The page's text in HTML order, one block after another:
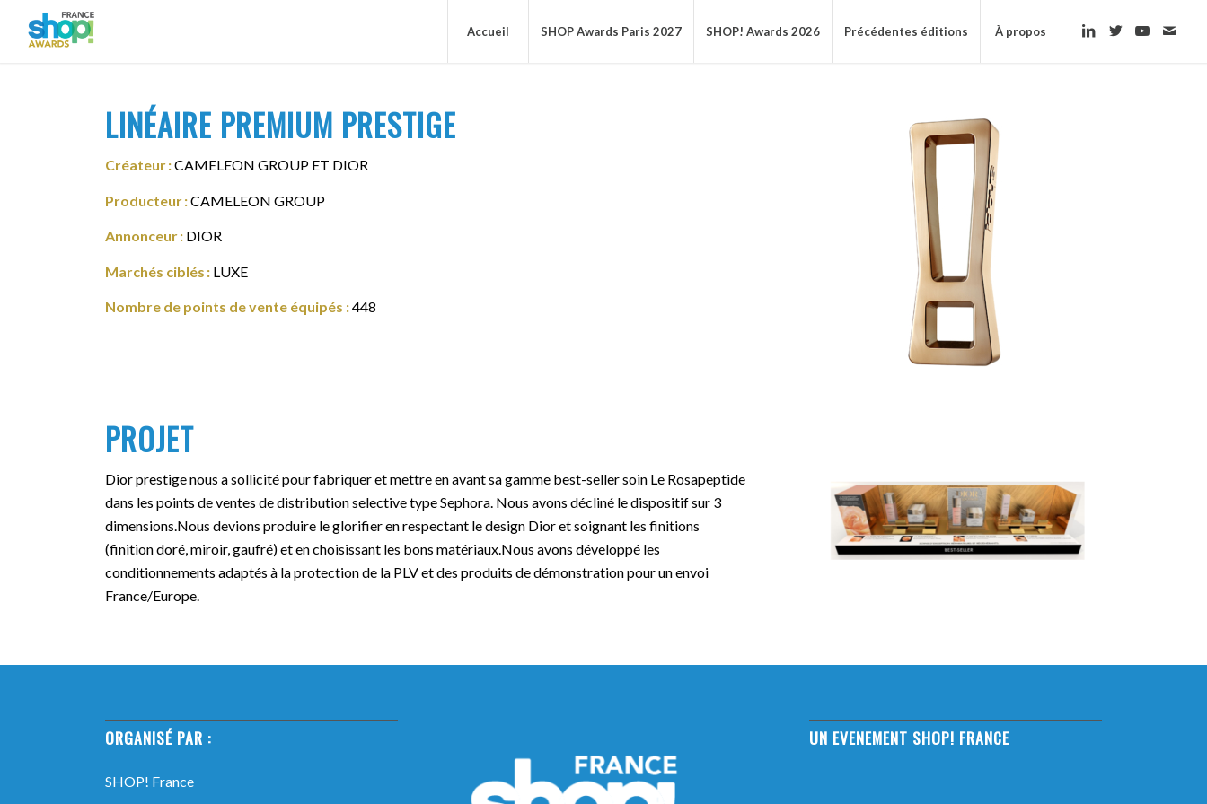
Accueil SHOP Awards Paris 2027 SHOP! Awards 2026 Précédentes éditions À propos
LINÉAIRE PREMIUM PRESTIGE
Créateur :CAMELEON GROUP ET DIOR
Producteur :CAMELEON GROUP
Annonceur : DIOR
Marchés ciblés : LUXE
Nombre de points de vente équipés :448
PROJET
Dior prestige nous a sollicitépour fabriquer et mettre en avant sa gamme best-seller soin Le Rosapeptide
dans les points de ventes de distribution selective type Sephora. Nous avons décliné le dispositif sur 3
dimensions.Nous devions produire le glorifier en respectant le design Dior et soignant les finitions
(finition doré, miroir, gaufré) et en choisissant les bons matériaux.Nous avons développé les
conditionnements adaptés à la protection de la PLV et des produits de démonstration pour un envoi
France/Europe.
ORGANISÉ PAR :
SHOP! France
UN EVENEMENT SHOP! FRANCE